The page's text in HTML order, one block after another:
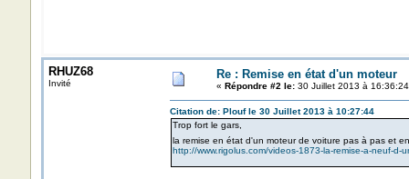
RHUZ68
Invité
Re : Remise en état d'un moteur
« Répondre #2 le:30 Juillet 2013 à
Citation de: Plouf le 30 Juillet 2013 à 10:27:44
Trop fort le gars,
la remise en état d'un moteur de voiture pas à pas et
http://www.rigolus.com/videos-1873-la-remise-a-neuf-d-